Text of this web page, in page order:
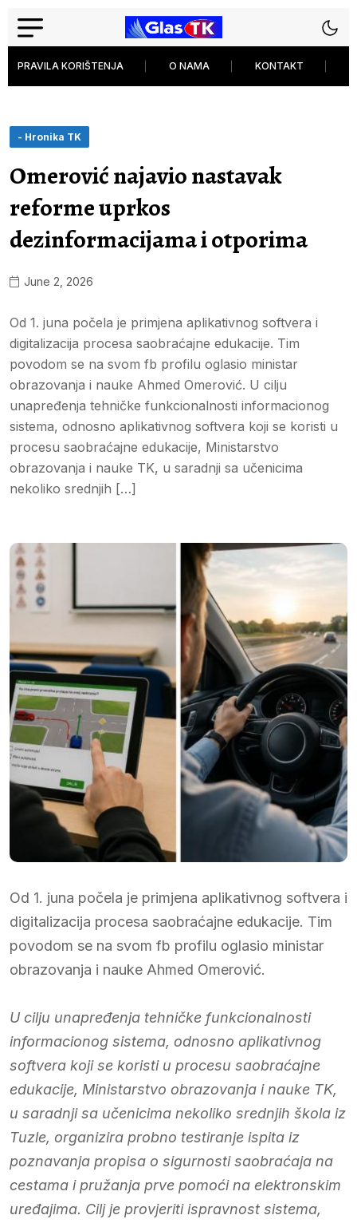
PRAVILA KORIŠTENJA O NAMA KONTAKT
- Hronika TK
Omerović najavio nastavak
reforme uprkos
dezinformacijama i otporima
June 2, 2026
Od 1. juna počela je primjena aplikativnog softvera i
digitalizacija procesa saobraćajne edukacije. Tim
povodom se na svom fb profilu oglasio ministar
obrazovanja i nauke Ahmed Omerović. U cilju
unapređenja tehničke funkcionalnosti informacionog
sistema, odnosno aplikativnog softvera koji se koristi u
procesu saobraćajne edukacije, Ministarstvo
obrazovanja i nauke TK, u saradnji sa učenicima
nekoliko srednjih […]
Od 1. juna počela je primjena aplikativnog softvera i
digitalizacija procesa saobraćajne edukacije. Tim
povodom se na svom fb profilu oglasio ministar
obrazovanja i nauke Ahmed Omerović.
U cilju unapređenja tehničke funkcionalnosti
informacionog sistema, odnosno aplikativnog
softvera koji se koristi u procesu saobraćajne
edukacije, Ministarstvo obrazovanja i nauke TK,
u saradnji sa učenicima nekoliko srednjih škola iz
Tuzle, organizira probno testiranje ispita iz
poznavanja propisa o sigurnosti saobraćaja na
cestama i pružanja prve pomoći na elektronskim
uređajima. Cilj je provjeriti ispravnost sistema,